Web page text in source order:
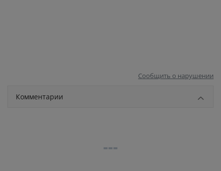
Сообщить о нарушении
Комментарии